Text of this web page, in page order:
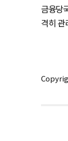
금융당
격히 관